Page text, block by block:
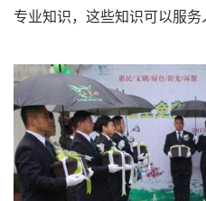
专业知识，这些知识可以服务